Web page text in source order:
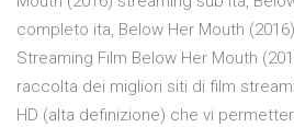
completo ita, Below Her Mouth
Streaming Film Below Her Mouth
raccolta dei migliori siti di film
HD (alta definizione) che vi